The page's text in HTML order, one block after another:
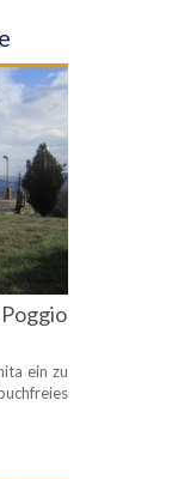
ein zu